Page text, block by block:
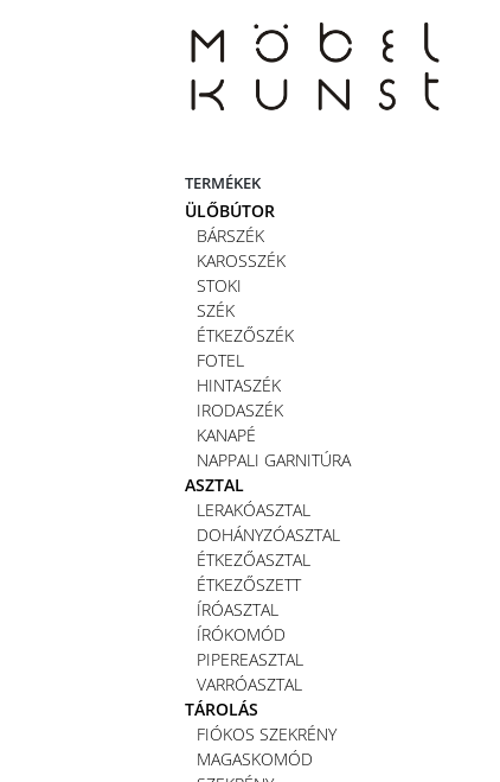
TERMÉKEK
ÜLŐBÚTOR
BÁRSZÉK
KAROSSZÉK
STOKI
SZÉK
ÉTKEZŐSZÉK
FOTEL
HINTASZÉK
IRODASZÉK
KANAPÉ
NAPPALI GARNITÚRA
ASZTAL
LERAKÓASZTAL
DOHÁNYZÓASZTAL
ÉTKEZŐASZTAL
ÉTKEZŐSZETT
ÍRÓASZTAL
ÍRÓKOMÓD
PIPEREASZTAL
VARRÓASZTAL
TÁROLÁS
FIÓKOS SZEKRÉNY
MAGASKOMÓD